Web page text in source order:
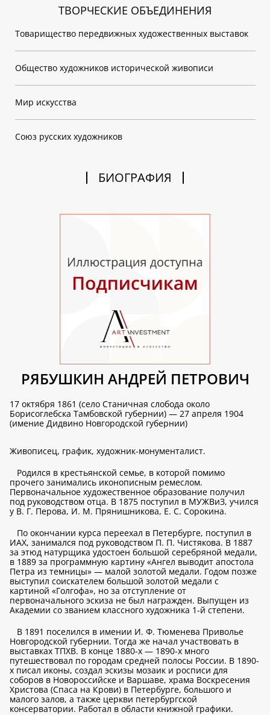
ТВОРЧЕСКИЕ ОБЪЕДИНЕНИЯ
Товарищество передвижных художественных выставок
Общество художников исторической живописи
Мир искусства
Союз русских художников
БИОГРАФИЯ
РЯБУШКИН АНДРЕЙ ПЕТРОВИЧ
17 октября 1861 (село Станичная слобода около
Борисоглебска Тамбовской губернии) — 27 апреля 1904
(имение Дидвино Новгородской губернии)
Живописец, график, художник-монументалист.
Родился в крестьянской семье, в которой помимо
прочего занимались иконописным ремеслом.
Первоначальное художественное образование получил
под руководством отца. В 1875 поступил в МУЖВиЗ, учился
у В. Г. Перова, И. М. Прянишникова, Е. С. Сорокина.
По окончании курса переехал в Петербурге, поступил в
ИАХ, занимался под руководством П. П. Чистякова. В 1887
за этюд натурщика удостоен большой серебряной медали,
в 1889 за программную картину «Ангел выводит апостола
Петра из темницы» — малой золотой медали. Годом позже
выступил соискателем большой золотой медали с
картиной «Голгофа», но за отступление от
первоначального эскиза не был награжден. Выпущен из
Академии со званием классного художника 1-й степени.
В 1891 поселился в имении И. Ф. Тюменева Приволье
Новгородской губернии. Тогда же начал участвовать в
выставках ТПХВ. В конце 1880-х — 1890-х много
путешествовал по городам средней полосы России. В 1890-
х писал иконы, создал эскизы мозаик и росписи для
соборов в Новороссийске и Варшаве, храма Воскресения
Христова (Спаса на Крови) в Петербурге, большого и
малого залов, а также церкви петербургской
консерватории. Работал в области книжной графики.